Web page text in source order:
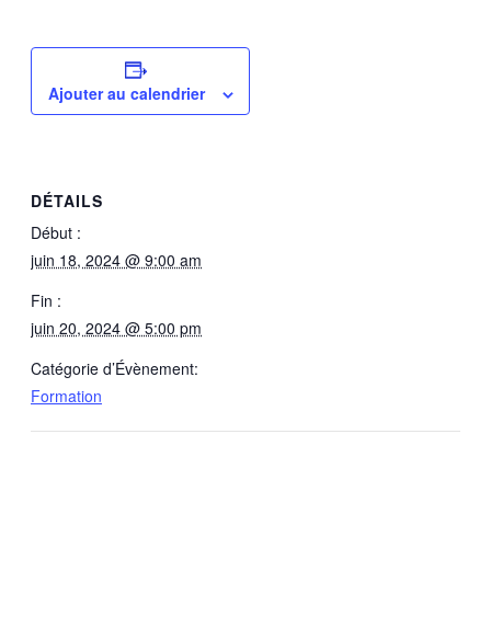
Ajouter au calendrier
DÉTAILS
Début :
juin 18, 2024 @ 9:00 am
Fin :
juin 20, 2024 @ 5:00 pm
Catégorie d’Évènement:
Formation